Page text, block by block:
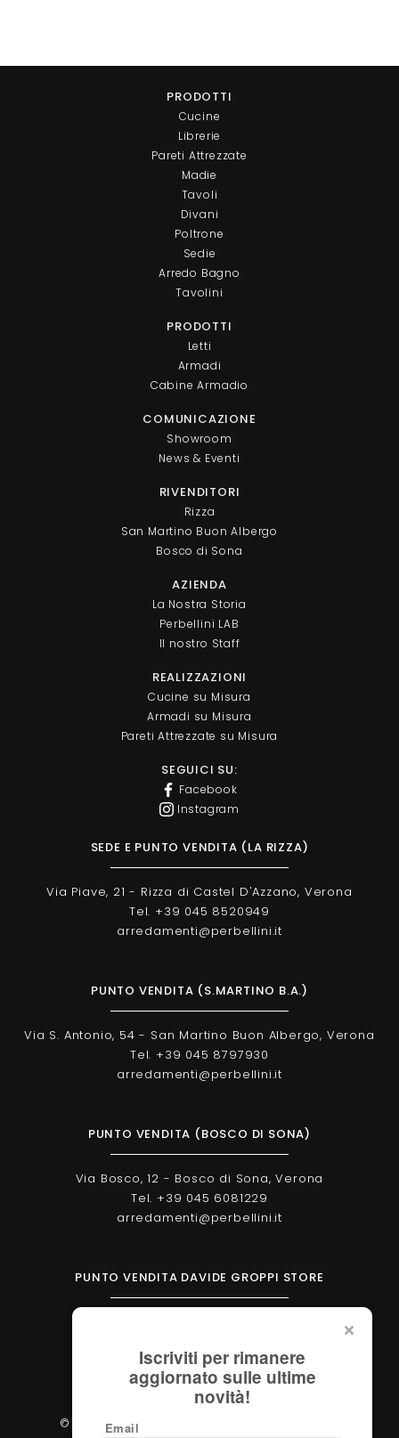
PRODOTTI
Cucine
Librerie
Pareti Attrezzate
Madie
Tavoli
Divani
Poltrone
Sedie
Arredo Bagno
Tavolini
PRODOTTI
Letti
Armadi
Cabine Armadio
COMUNICAZIONE
Showroom
News & Eventi
RIVENDITORI
Rizza
San Martino Buon Albergo
Bosco di Sona
AZIENDA
La Nostra Storia
Perbellini LAB
Il nostro Staff
REALIZZAZIONI
Cucine su Misura
Armadi su Misura
Pareti Attrezzate su Misura
SEGUICI SU:
Facebook
Instagram
SEDE E PUNTO VENDITA (LA RIZZA)
Via Piave, 21 - Rizza di Castel D'Azzano, Verona
Tel. +39 045 8520949
arredamenti@perbellini.it
PUNTO VENDITA (S.MARTINO B.A.)
Via S. Antonio, 54 - San Martino Buon Albergo, Verona
Tel. +39 045 8797930
arredamenti@perbellini.it
PUNTO VENDITA (BOSCO DI SONA)
Via Bosco, 12 - Bosco di Sona, Verona
Tel. +39 045 6081229
arredamenti@perbellini.it
PUNTO VENDITA DAVIDE GROPPI STORE
verona@davidegroppi.store
© 2026 - Perbellini Arredamenti S.r.l. - P.IVA
Iscriviti per rimanere
aggiornato sulle ultime
novità!
Email